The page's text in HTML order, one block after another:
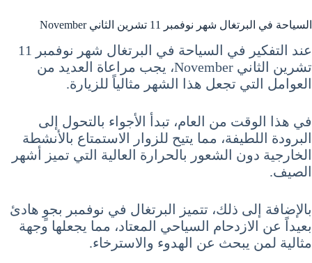
السياحة في البرتغال شهر نوفمبر 11 تشرين الثاني November
عند التفكير في السياحة في البرتغال شهر نوفمبر 11
تشرين الثاني November، يجب مراعاة العديد من
العوامل التي تجعل هذا الشهر مثالياً للزيارة.
في هذا الوقت من العام، تبدأ الأجواء بالتحول إلى
البرودة اللطيفة، مما يتيح للزوار الاستمتاع بالأنشطة
الخارجية دون الشعور بالحرارة العالية التي تميز أشهر
الصيف.
بالإضافة إلى ذلك، تتميز البرتغال في نوفمبر بجوٍ هادئ
بعيداً عن الازدحام السياحي المعتاد، مما يجعلها وجهة
مثالية لمن يبحث عن الهدوء والاسترخاء.